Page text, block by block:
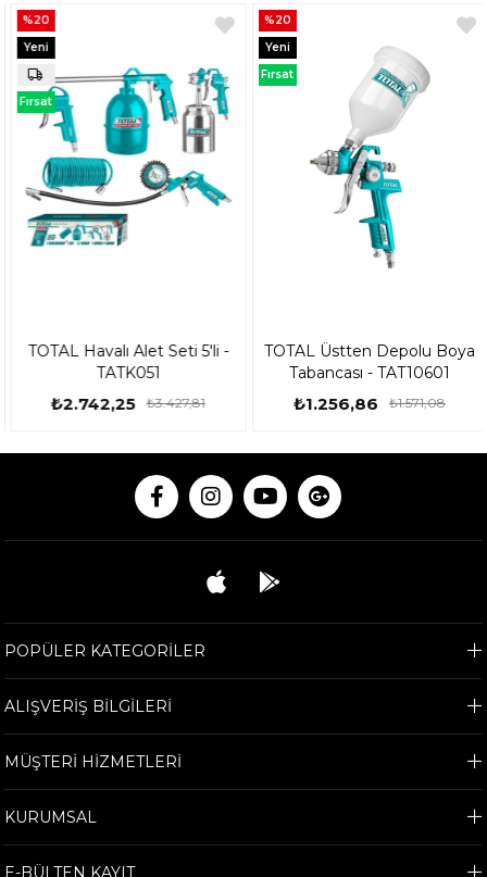
TOTAL Havalı Alet Seti 5'li -
TATK051
₺2.742,25 ₺3.427,81
%20
Yeni
Ürün
Fırsat
Ürünü
TOTAL Üstten Depolu Boya
Tabancası - TAT10601
₺1.256,86 ₺1.571,08
%20
Yeni
Ürün
Fırsat
POPÜLER KATEGORİLER
ALIŞVERİŞ BİLGİLERİ
MÜŞTERİ HİZMETLERİ
KURUMSAL
E-BÜLTEN KAYIT